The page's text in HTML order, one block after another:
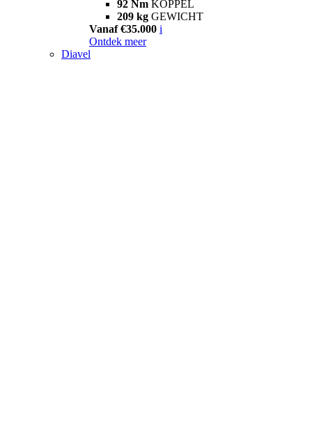
92 Nm KOPPEL
209 kg GEWICHT
Vanaf €35.000 i
Ontdek meer
Diavel